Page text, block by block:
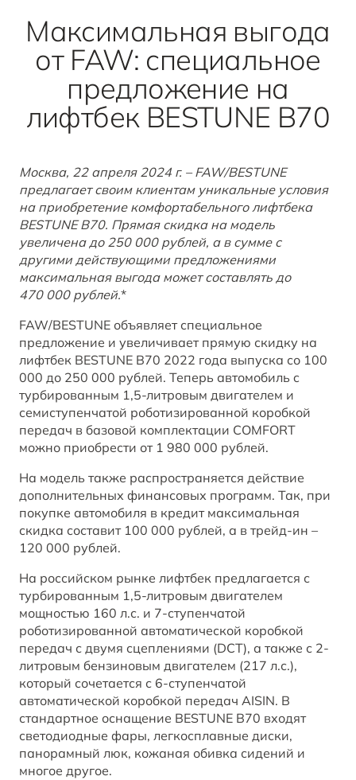
B70
ОТ 2 294 000 ₽*
T77
ПОЛУЧИТЬ ПРЕДЛОЖЕНИЕ
Акции и спецпредложения
Заказать звонок от дилера
Корпоративные продажи
Кредитные программы
ЗАПИСАТЬСЯ НА СЕРВИС
Клиентская поддержка
Спецпредложения
BESTUNE В СОЦСЕТЯХ
СМИ о нас
Правовая информация
BESTUNE В СОЦСЕТЯХ
BESTUNE в OK
BESTUNE в Telegram
BESTUNE в YouTube
BESTUNE в Яндекс Дзен
Максимальная выгода
от FAW: специальное
предложение на
лифтбек BESTUNE B70
Москва, 22 апреля 2024 г. – FAW/BESTUNE
предлагает своим клиентам уникальные условия
на приобретение комфортабельного лифтбека
BESTUNE B70. Прямая скидка на модель
увеличена до 250 000 рублей, а в сумме с
другими действующими предложениями
максимальная выгода может составлять до
470 000 рублей.*
FAW/BESTUNE объявляет специальное
предложение и увеличивает прямую скидку на
лифтбек BESTUNE B70 2022 года выпуска со 100
000 до 250 000 рублей. Теперь автомобиль c
турбированным 1,5-литровым двигателем и
семиступенчатой роботизированной коробкой
передач в базовой комплектации COMFORT
можно приобрести от 1 980 000 рублей.
На модель также распространяется действие
дополнительных финансовых программ. Так, при
покупке автомобиля в кредит максимальная
скидка составит 100 000 рублей, а в трейд-ин –
120 000 рублей.
На российском рынке лифтбек предлагается с
турбированным 1,5-литровым двигателем
мощностью 160 л.с. и 7-ступенчатой
роботизированной автоматической коробкой
передач с двумя сцеплениями (DCT), а также с 2-
литровым бензиновым двигателем (217 л.с.),
который сочетается с 6-ступенчатой
автоматической коробкой передач AISIN. В
стандартное оснащение BESTUNE B70 входят
светодиодные фары, легкосплавные диски,
панорамный люк, кожаная обивка сидений и
многое другое.